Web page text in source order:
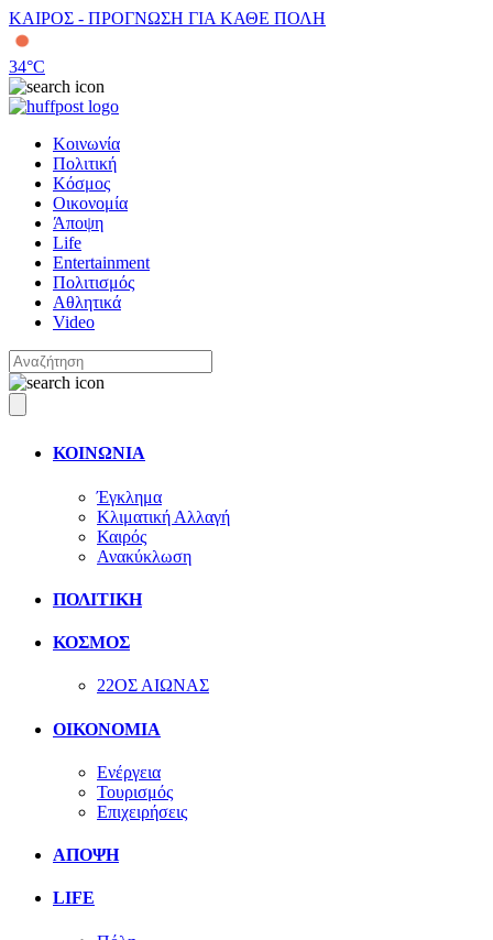
ΚΑΙΡΟΣ - ΠΡΟΓΝΩΣΗ ΓΙΑ ΚΑΘΕ ΠΟΛΗ
34°C
Κοινωνία
Πολιτική
Κόσμος
Οικονομία
Άποψη
Life
Entertainment
Πολιτισμός
Αθλητικά
Video
ΚΟΙΝΩΝΙΑ
Έγκλημα
Κλιματική Αλλαγή
Καιρός
Ανακύκλωση
ΠΟΛΙΤΙΚΗ
ΚΟΣΜΟΣ
22ΟΣ ΑΙΩΝΑΣ
ΟΙΚΟΝΟΜΙΑ
Ενέργεια
Τουρισμός
Επιχειρήσεις
ΑΠΟΨΗ
LIFE